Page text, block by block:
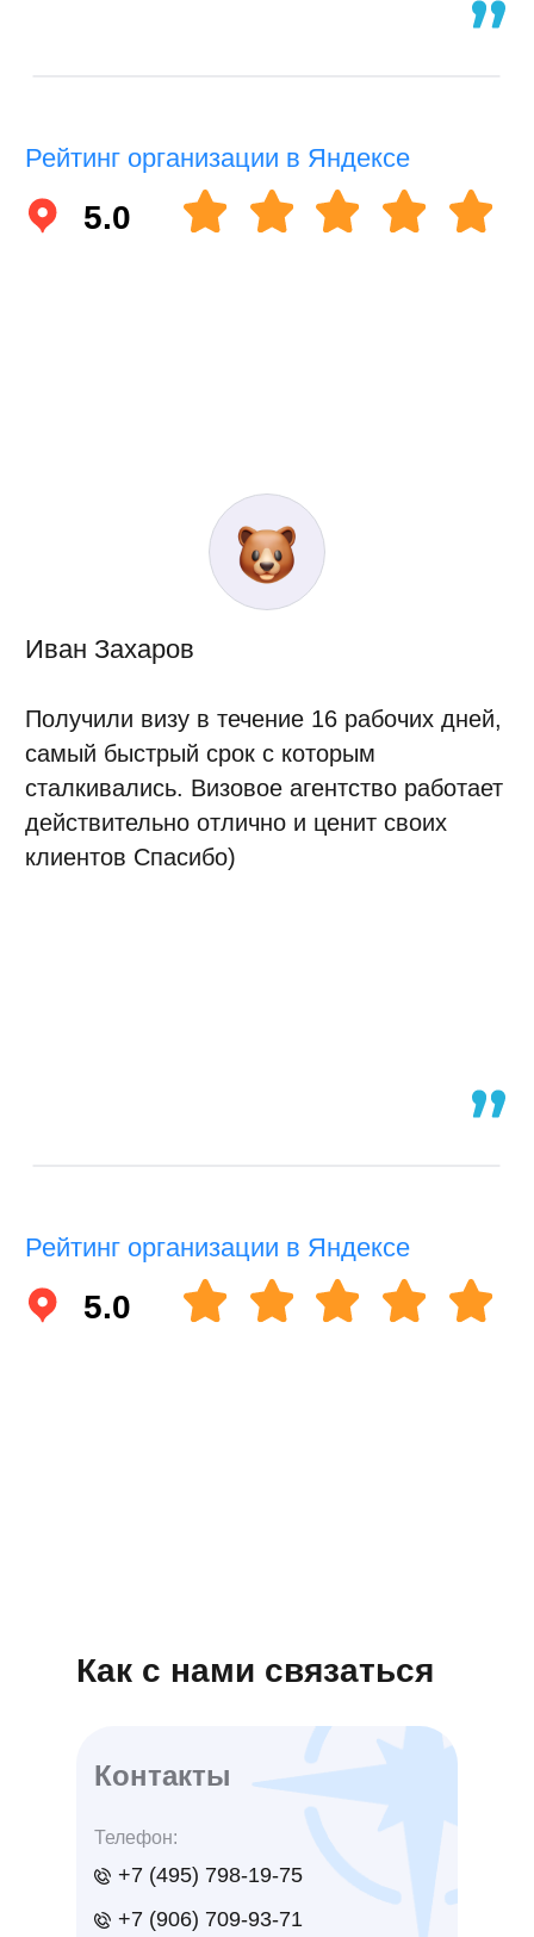
Как с нами связаться
Телефон:
+7 (495) 798-19-75
Контакты
+7 (906) 709-93-71